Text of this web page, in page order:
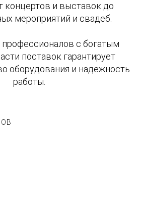
концертов и выставок до
мероприятий и свадеб.
с богатым
поставок гарантирует
оборудования и надежность
работы.